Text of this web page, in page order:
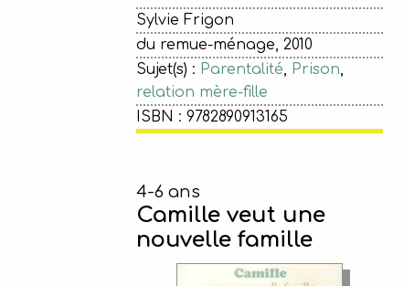
Sylvie Frigon
du remue-ménage, 2010
Sujet(s) : Parentalité, Prison,
relation mère-fille
ISBN : 9782890913165
4-6 ans
Camille veut une
nouvelle famille